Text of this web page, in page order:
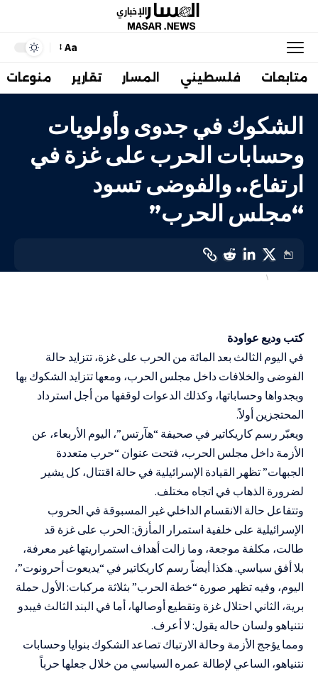
Aa
متابعات فلسطيني المسار تقارير منوعات
الشكوك في جدوى وأولويات
وحسابات الحرب على غزة في
ارتفاع.. والفوضى تسود
“مجلس الحرب”
أهم الاخبارإسرائيليات
كتب وديع عواودة
في اليوم الثالث بعد المائة من الحرب على غزة، تتزايد حالة
الفوضى والخلافات داخل مجلس الحرب، ومعها تتزايد الشكوك بها
وبجدواها وحساباتها، وكذلك الدعوات لوقفها من أجل استرداد
المحتجزين أولاً.
ويعبّر رسم كاريكاتير في صحيفة “هآرتس”، اليوم الأربعاء، عن
الأزمة داخل مجلس الحرب، فتحت عنوان “حرب متعددة
الجبهات” تظهر القيادة الإسرائيلية في حالة اقتتال، كل يشير
لضرورة الذهاب في اتجاه مختلف.
وتتفاعل حالة الانقسام الداخلي غير المسبوقة في الحروب
الإسرائيلية على خلفية استمرار المأزق: الحرب على غزة قد
طالت، مكلفة موجعة، وما زالت أهداف استمراريتها غير معرفة،
بلا أفق سياسي. هكذا أيضاً رسم كاريكاتير في “يديعوت أحرونوت”،
اليوم، وفيه تظهر صورة “خطة الحرب” بثلاثة مركبات: الأول حملة
برية، الثاني احتلال غزة وتقطيع أوصالها، أما في البند الثالث فيبدو
نتنياهو ولسان حاله يقول: لا أعرف.
ومما يؤجج الأزمة وحالة الارتباك تصاعد الشكوك بنوايا وحسابات
نتنياهو، الساعي لإطالة عمره السياسي من خلال جعلها حرباً